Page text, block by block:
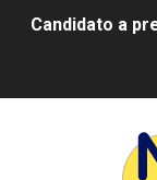
Josefa
Lee Ballester